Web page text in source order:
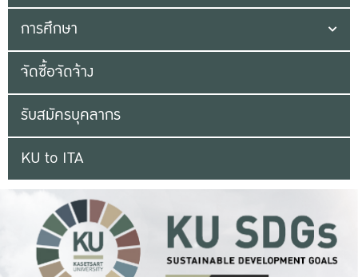
การศึกษา
จัดซื้อจัดจ้าง
รับสมัครบุคลากร
KU to ITA